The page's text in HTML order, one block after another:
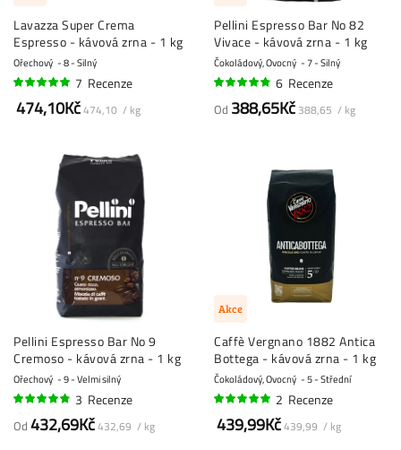
Lavazza Super Crema
Espresso - kávová zrna - 1 kg
Ořechový 8 - Silný
7 Recenze
474,10Kč474,10 / kg
Pellini Espresso Bar No 82
Vivace - kávová zrna - 1 kg
Čokoládový, Ovocný 7 - Silný
6 Recenze
Od 388,65Kč 388,65 / kg
Pellini Espresso Bar No 9
Cremoso - kávová zrna - 1 kg
Ořechový 9 - Velmi silný
3 Recenze
Od 432,69Kč432,69 / kg
Akce
Caffè Vergnano 1882 Antica
Bottega - kávová zrna - 1 kg
Čokoládový, Ovocný 5 - Střední
2 Recenze
439,99Kč439,99 / kg